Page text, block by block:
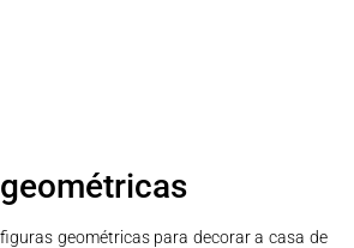
geométricas para decorar a casa de